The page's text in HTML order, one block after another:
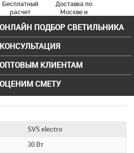
Бесплатный
расчет
Доставка по
Москве и
области
SVS electro
30 Вт
ОНЛАЙН ПОДБОР СВЕТИЛЬНИКА
КОНСУЛЬТАЦИЯ
ОПТОВЫМ КЛИЕНТАМ
ОЦЕНИМ СМЕТУ